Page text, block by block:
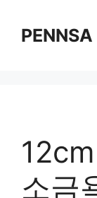
contentPENNSA
소금